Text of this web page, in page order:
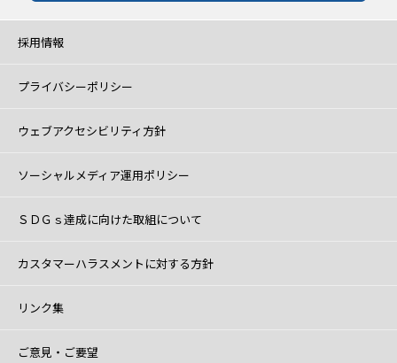
採用情報
プライバシーポリシー
ウェブアクセシビリティ方針
ソーシャルメディア運用ポリシー
ＳＤＧｓ達成に向けた取組について
カスタマーハラスメントに対する方針
リンク集
ご意見・ご要望